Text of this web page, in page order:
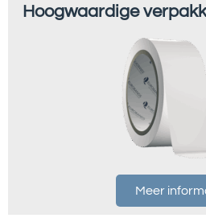
Hoogwaardige
Meer